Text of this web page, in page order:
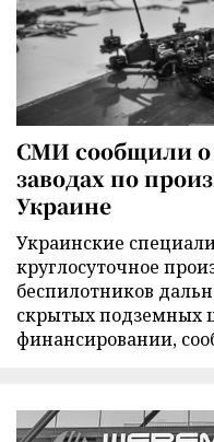
СМИ сообщили
заводах по
Украине
Украинские
круглосуточное
беспилотников
скрытых подземных
финансировании,